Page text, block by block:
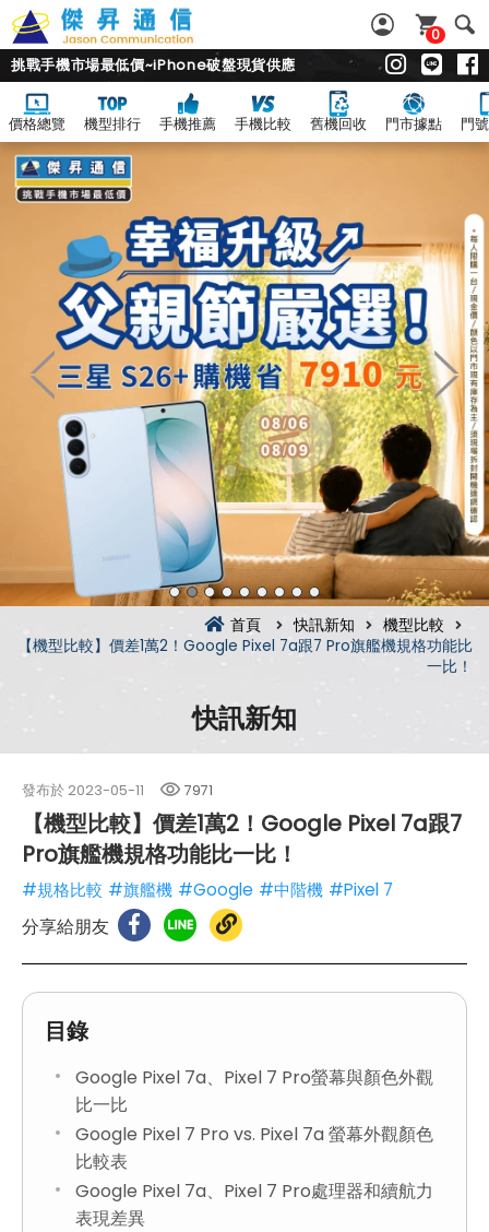
0
挑戰手機市場最低價~iPhone破盤現貨供應
價格總覽 機型排行 手機推薦 手機比較 舊機回收 門市據點 門
首頁 快訊新知
機型比較
【機型比較】價差1萬2！Google Pixel 7a跟7 Pro旗艦機規格功能比
一比！
快訊新知
發布於 2023-05-11 7971
【機型比較】價差1萬2！Google Pixel 7a跟7
Pro旗艦機規格功能比一比！
#規格比較 #旗艦機 #Google #中階機 #Pixel 7
分享給朋友
目錄
Google Pixel 7a、Pixel 7 Pro螢幕與顏色外觀
比一比
Google Pixel 7 Pro vs. Pixel 7a 螢幕外觀顏色
比較表
Google Pixel 7a、Pixel 7 Pro處理器和續航力
表現差異